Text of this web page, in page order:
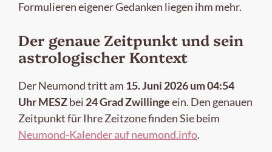
Formulieren eigener Gedanken liegen ihm mehr.
Der genaue Zeitpunkt und sein
astrologischer Kontext
Der Neumond tritt am 15. Juni 2026 um 04:54
Uhr MESZbei 24 Grad Zwillingeein. Den genauen
Zeitpunkt für Ihre Zeitzone finden Sie beim
Neumond-Kalender auf neumond.info.